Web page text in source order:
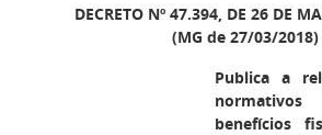
DECRETO Nº 47.394, DE 26 DE
(MG de 27/03/2018)
Publica a
benefícios